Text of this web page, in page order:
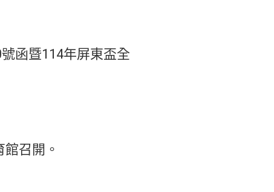
函暨114年屏東盃全
召開。